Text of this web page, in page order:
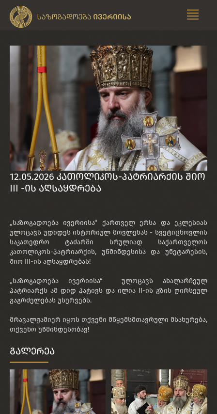
12.05.2026 კათოლიკოს-პატრიარქის შიო
III -ის აღსაყდრება
„საზოგადოება ივერიისა“ ქართველ ერსა და ეკლესიას
ულოცავს უდიდეს ისტორიულ მოვლენას - სვეტიცხოვლის
საკათედრო ტაძარში სრულიად საქართველოს
კათოლიკოს-პატრიარქის, უწმინდესისა და უნეტარესის,
შიო III-ის აღსაყდრებას!
„საზოგადოება ივერიისა“ ულოცავს ახალარჩეულ
პატრიარქს ამ დიდ პატივს და ილია II-ის გზის ღირსეულ
გაგრძელებას უსურვებს.
მრავალჟამიერ იყოს თქვენი მწყემსმთავრული მსახურება,
თქვენო უწმინდესობავ!
გალერეა